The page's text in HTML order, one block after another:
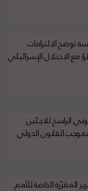
توضح الالتزامات
مع الاحتلال الإسرائيلي
الراسخ للاجئين
القانون الدولي
المقرّرة الخاصة للأمم